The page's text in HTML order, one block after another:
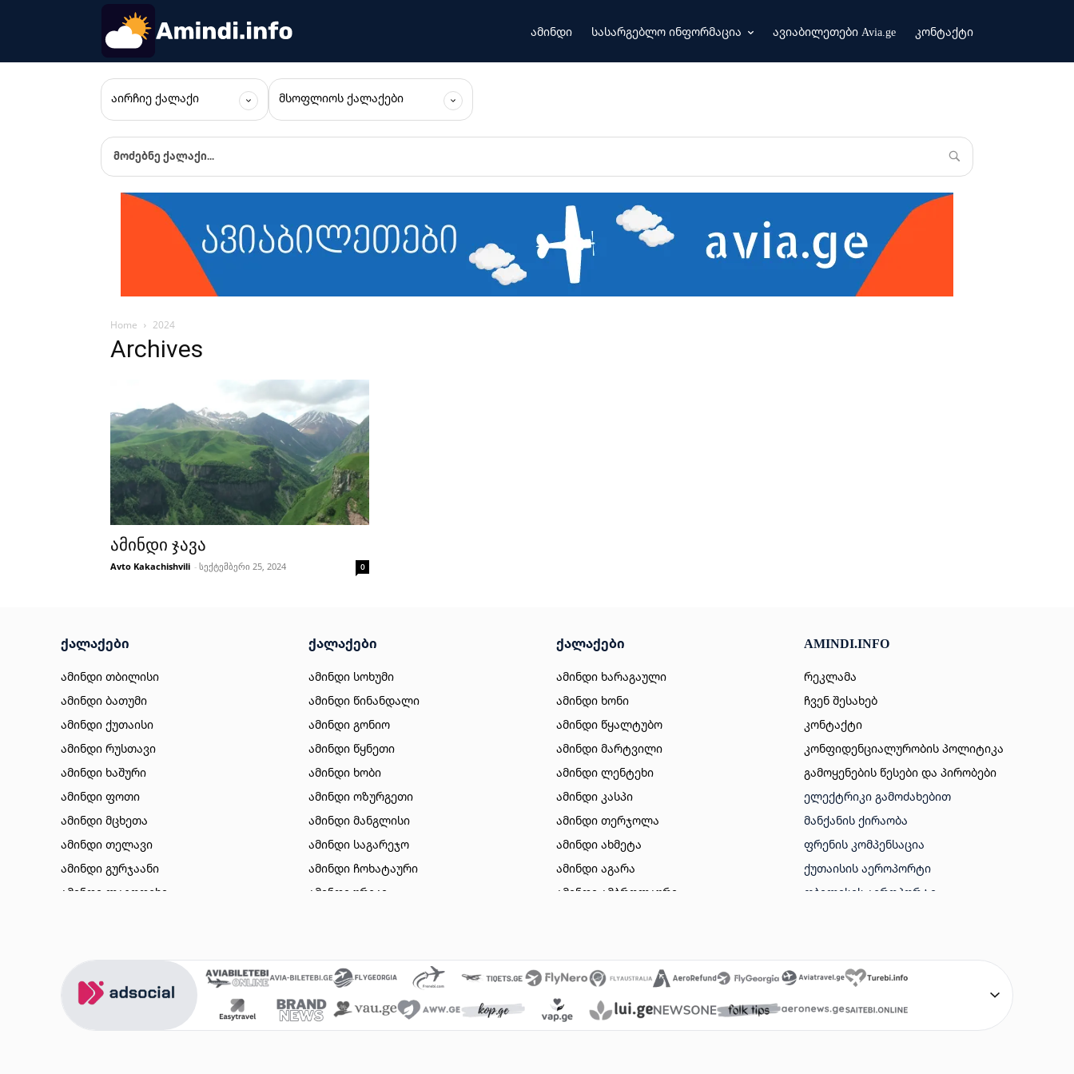
ამინდი სასარგებლო ინფორმაცია ავიაბილეთები Avia.ge კონტაქტი
ᲐᲘᲠᲩᲘᲔ ᲥᲐᲚᲐᲥᲘ ᲛᲡᲝᲤᲚᲘᲝᲡ ᲥᲐᲚᲐᲥᲔᲑᲘ
მოძებნე ქალაქი...
Home 2024
Archives
ამინდი ჯავა
Avto Kakachishvili - სექტემბერი 25, 2024 0
ქალაქები
ამინდი თბილისი
ამინდი ბათუმი
ამინდი ქუთაისი
ამინდი რუსთავი
ამინდი ხაშური
ამინდი ფოთი
ამინდი მცხეთა
ამინდი თელავი
ამინდი გურჯაანი
ამინდი ლაგოდეხი
ამინდი აბასთუმანი
ამინდი მესტია
ქალაქები
ამინდი სოხუმი
ამინდი წინანდალი
ამინდი გონიო
ამინდი წყნეთი
ამინდი ხობი
ამინდი ოზურგეთი
ამინდი მანგლისი
ამინდი საგარეჯო
ამინდი ჩოხატაური
ამინდი ურეკი
ამინდი გორი
ამინდი ბაკურიანი
ამინდი თიანეთი
ქალაქები
ამინდი ხარაგაული
ამინდი ხონი
ამინდი წყალტუბო
ამინდი მარტვილი
ამინდი ლენტეხი
ამინდი კასპი
ამინდი თერჯოლა
ამინდი ახმეტა
ამინდი აგარა
ამინდი ამბროლაური
ამინდი ვანი
ამინდი მახინჯაური
ამინდი გარდაბანი
AMINDI.INFO
რეკლამა
ჩვენ შესახებ
კონტაქტი
კონფიდენციალურობის პოლიტიკა
გამოყენების წესები და პირობები
ᲔᲚᲔᲥᲢᲠᲘᲙᲘ ᲒᲐᲛᲝᲫᲐᲮᲔᲑᲘᲗ
ᲛᲐᲜᲥᲐᲜᲘᲡ ᲥᲘᲠᲐᲝᲑᲐ
ᲤᲠᲔᲜᲘᲡ ᲙᲝᲛᲞᲔᲜᲡᲐᲪᲘᲐ
ᲥᲣᲗᲐᲘᲡᲘᲡ ᲐᲔᲠᲝᲞᲝᲠᲢᲘ
ᲗᲑᲘᲚᲘᲡᲘᲡ ᲐᲔᲠᲝᲞᲝᲠᲢᲘ
ᲢᲣᲠᲔᲑᲘ
ᲤᲠᲔᲜᲔᲑᲘ ᲘᲐᲤᲐᲓ
SAITEBI GE